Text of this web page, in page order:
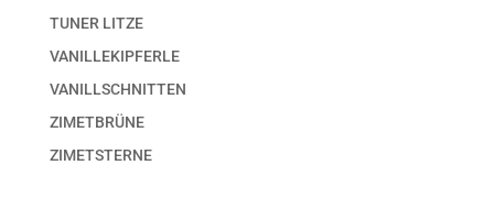
TUNER LITZE
VANILLEKIPFERLE
VANILLSCHNITTEN
ZIMETBRÜNE
ZIMETSTERNE